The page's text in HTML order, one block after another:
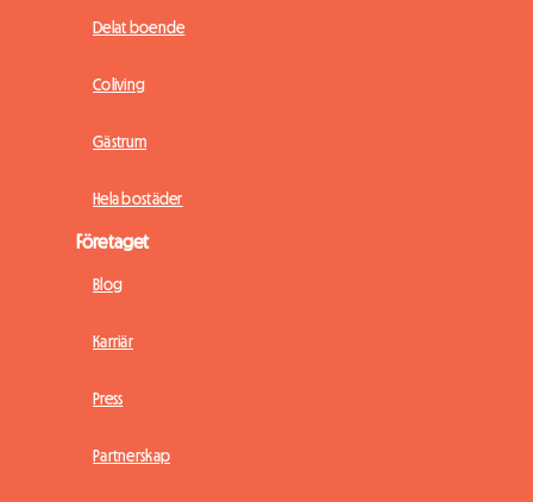
Delat boende
Coliving
Gästrum
Hela bostäder
Företaget
Blog
Karriär
Press
Partnerskap